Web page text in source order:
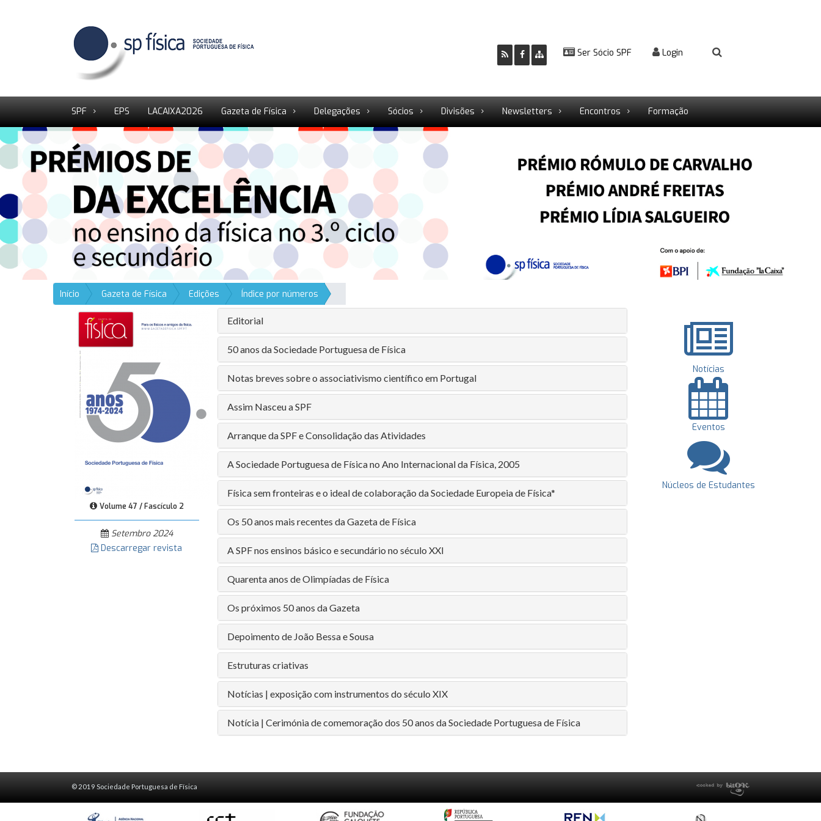
Ser Sócio SPF Login
SPF EPS LACAIXA2026 Gazeta de Física Delegações Sócios Divisões Newsletters Encontros Formação
Início Gazeta de Física Edições Índice por números
Volume 47 / Fascículo 2
Setembro 2024
Descarregar revista
Editorial
50 anos da Sociedade Portuguesa de Física
Notas breves sobre o associativismo científico em Portugal
Assim Nasceu a SPF
Arranque da SPF e Consolidação das Atividades
A Sociedade Portuguesa de Física no Ano Internacional da Física, 2005
Física sem fronteiras e o ideal de colaboração da Sociedade Europeia de Física*
Os 50 anos mais recentes da Gazeta de Física
A SPF nos ensinos básico e secundário no século XXI
Quarenta anos de Olimpíadas de Física
Os próximos 50 anos da Gazeta
Depoimento de João Bessa e Sousa
Estruturas criativas
Notícias | exposição com instrumentos do século XIX
Notícia | Cerimónia de comemoração dos 50 anos da Sociedade Portuguesa de Física
Notícias
Eventos
Núcleos de Estudantes
© 2019 Sociedade Portuguesa de Física